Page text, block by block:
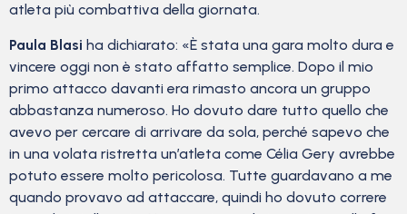
atleta più combattiva della giornata.
Paula Blasi ha dichiarato: «È stata una gara molto dura e
vincere oggi non è stato affatto semplice. Dopo il mio
primo attacco davanti era rimasto ancora un gruppo
abbastanza numeroso. Ho dovuto dare tutto quello che
avevo per cercare di arrivare da sola, perché sapevo che
in una volata ristretta un’atleta come Célia Gery avrebbe
potuto essere molto pericolosa. Tutte guardavano a me
quando provavo ad attaccare, quindi ho dovuto correre